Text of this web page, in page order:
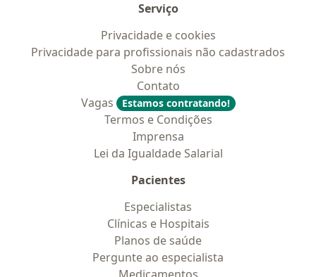
Serviço
Privacidade e cookies
Privacidade para profissionais não cadastrados
Sobre nós
Contato
Vagas
Estamos contratando!
Termos e Condições
Imprensa
Lei da Igualdade Salarial
Pacientes
Especialistas
Clínicas e Hospitais
Planos de saúde
Pergunte ao especialista